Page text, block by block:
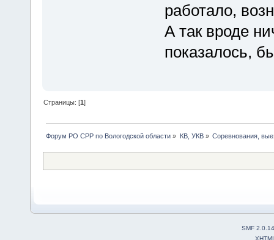
работало,
А так вроде
показалось,
Страницы: [1]
Форум РО СРР по Вологодской области » КВ, УКВ» Соревнования,
SMF 2.0.14